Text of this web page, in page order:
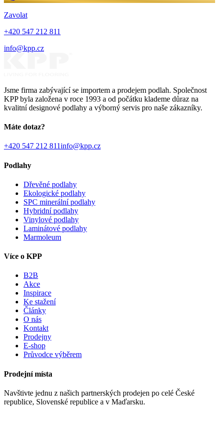
Zavolat
+420 547 212 811
info@kpp.cz
Jsme firma zabývající se importem a prodejem podlah. Společnost
KPP byla založena v roce 1993 a od počátku klademe důraz na
kvalitní designové podlahy a výborný servis pro naše zákazníky.
Máte dotaz?
+420 547 212 811info@kpp.cz
Podlahy
Dřevěné podlahy
Ekologické podlahy
SPC minerální podlahy
Hybridní podlahy
Vinylové podlahy
Laminátové podlahy
Marmoleum
Více o KPP
B2B
Akce
Inspirace
Ke stažení
Články
O nás
Kontakt
Prodejny
E-shop
Průvodce výběrem
Prodejní místa
Navštivte jednu z našich partnerských prodejen po celé České
republice, Slovenské republice a v Maďarsku.